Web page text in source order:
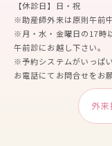
【休診日】日・祝
※助産師外来は原則午前
※月・水・金曜日の17時
午前診にお越し下さい。
※予約システムがいっぱ
お電話にてお問合せをお
外来